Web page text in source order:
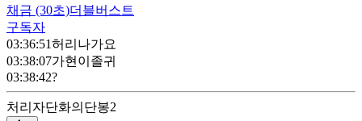
채금 (30초)더블버스트
구독자
03:36:51허리나가요
03:38:07가현이졸귀
03:38:42?
처리자단화의단봉2